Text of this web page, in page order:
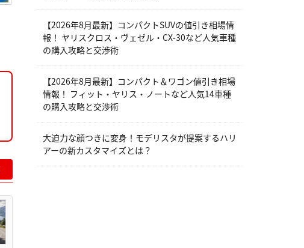
【2026年8月最新】コンパクトSUVの値引き相場情
報！ ヤリスクロス・ヴェゼル・CX-30など人気車種
の購入攻略と交渉術
【2026年8月最新】コンパクト＆ワゴン値引き相場
情報！ フィット・ヤリス・ノートなど人気14車種
の購入攻略と交渉術
大迫力な顔つきに変身！モデリスタが提案するハリ
アーの新カスタマイズとは？